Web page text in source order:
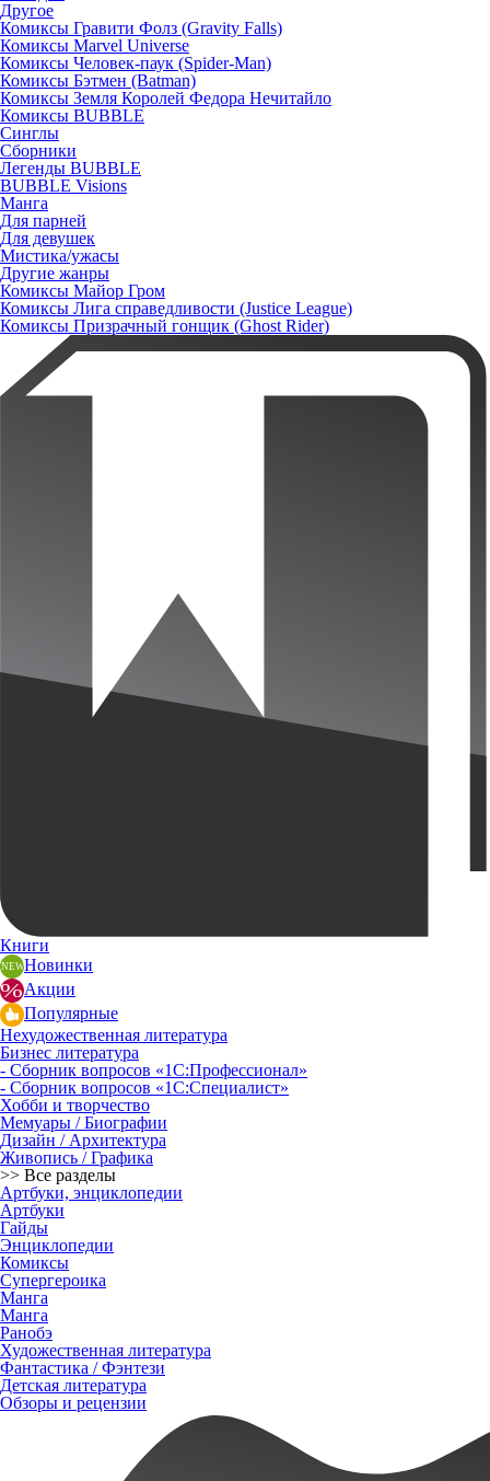
Другое
Комиксы Гравити Фолз (Gravity Falls)
Комиксы Marvel Universe
Комиксы Человек-паук (Spider-Man)
Комиксы Бэтмен (Batman)
Комиксы Земля Королей Федора Нечитайло
Комиксы BUBBLE
Синглы
Сборники
Легенды BUBBLE
BUBBLE Visions
Манга
Для парней
Для девушек
Мистика/ужасы
Другие жанры
Комиксы Майор Гром
Комиксы Лига справедливости (Justice League)
Комиксы Призрачный гонщик (Ghost Rider)
Книги
Новинки
Акции
Популярные
Нехудожественная литература
Бизнес литература
- Сборник вопросов «1С:Профессионал»
- Сборник вопросов «1С:Специалист»
Хобби и творчество
Мемуары / Биографии
Дизайн / Архитектура
Живопись / Графика
>> Все разделы
Артбуки, энциклопедии
Артбуки
Гайды
Энциклопедии
Комиксы
Супергероика
Манга
Манга
Ранобэ
Художественная литература
Фантастика / Фэнтези
Детская литература
Обзоры и рецензии